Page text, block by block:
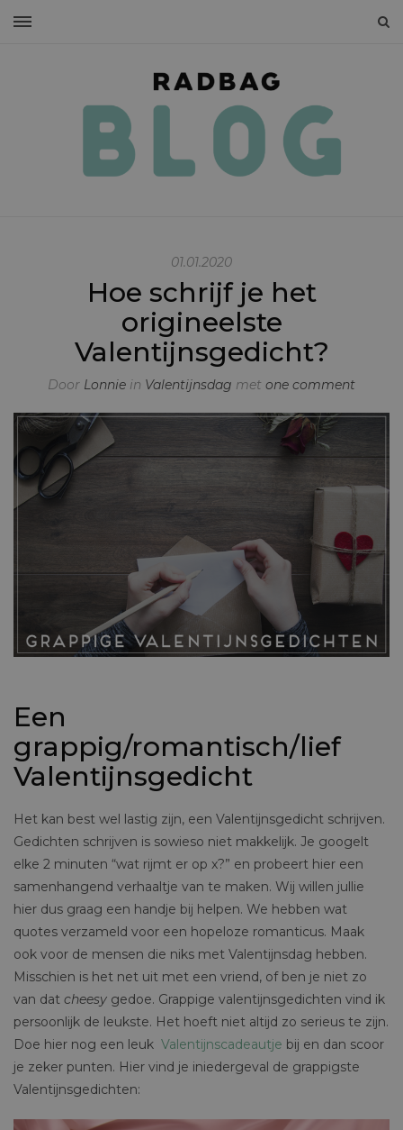
01.01.2020
Hoe schrijf je het
origineelste
Valentijnsgedicht?
Door Lonnie in Valentijnsdag met one comment
Een
grappig/romantisch/lief
Valentijnsgedicht
Het kan best wel lastig zijn, een Valentijnsgedicht schrijven.
Gedichten schrijven is sowieso niet makkelijk. Je googelt
elke 2 minuten “wat rijmt er op x?” en probeert hier een
samenhangend verhaaltje van te maken. Wij willen jullie
hier dus graag een handje bij helpen. We hebben wat
quotes verzameld voor een hopeloze romanticus. Maak
ook voor de mensen die niks met Valentijnsdag hebben.
Misschien is het net uit met een vriend, of ben je niet zo
van dat cheesy gedoe. Grappige valentijnsgedichten vind ik
persoonlijk de leukste. Het hoeft niet altijd zo serieus te zijn.
Doe hier nog een leuk Valentijnscadeautje bij en dan scoor
je zeker punten. Hier vind je iniedergeval de grappigste
Valentijnsgedichten: